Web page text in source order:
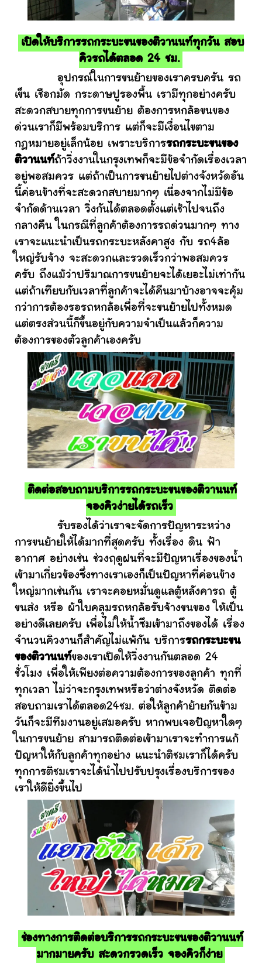
เปิดให้บริการรถกระบะขนของติวานนท์ทุกวัน สอบ
คิวรถได้ตลอด 24 ชม.
อุปกรณ์ในการขนย้ายของเราครบครัน รถ
เข็น เชือกมัด กระดาษปูรองพื้น เรามีทุกอย่างครับ
สะดวกสบายทุกการขนย้าย ต้องการหกล้อขนของ
ด่วนเราก็มีพร้อมบริการ แต่ก็จะมีเงื่อนไขตาม
กฎหมายอยู่เล็กน้อย เพราะบริการรถกระบะขนของ
ติวานนท์ถ้าวิ่งงานในกรุงเทพก็จะมีข้อจำกัดเรื่องเวลา
อยู่พอสมควร แต่ถ้าเป็นการขนย้ายไปต่างจังหวัดอัน
นี้ค่อนข้างที่จะสะดวกสบายมากๆ เนื่องจากไม่มีข้อ
จำกัดด้านเวลา วิ่งกันได้ตลอดตั้งแต่เช้าไปจนถึง
กลางคืน ในกรณีที่ลูกค้าต้องการรถด่วนมากๆ ทาง
เราจะแนะนำเป็นรถกระบะหลังคาสูง กับ รถ4ล้อ
ใหญ่รับจ้าง จะสะดวกและรวดเร็วกว่าพอสมควร
ครับ ถึงแม้ว่าปริมาณการขนย้ายจะได้เยอะไม่เท่ากัน
แต่ถ้าเทียบกับเวลาที่ลูกค้าจะได้คืนมาบ้างอาจจะคุ้ม
กว่าการต้องรอรถหกล้อเพื่อที่จะขนย้ายไปทั้งหมด
แต่ตรงส่วนนี้ก็ขึ้นอยู่กับความจำเป็นแล้วก็ความ
ต้องการของตัวลูกค้าเองครับ
ติดต่อสอบถามบริการรถกระบะขนของติวานนท์
จองคิวง่ายได้รถเร็ว
รับรองได้ว่าเราจะจัดการปัญหาระหว่าง
การขนย้ายให้ได้มากที่สุดครับ ทั้งเรื่อง ดิน ฟ้า
อากาศ อย่างเช่น ช่วงฤดูฝนที่จะมีปัญหาเรื่องของน้ำ
เข้ามาเกี่ยวข้องซึ่งทางเราเองก็เป็นปัญหาที่ค่อนข้าง
ใหญ่มากเช่นกัน เราจะคอยหมั่นดูแลตู้หลังคารถ ตู้
ขนส่ง หรือ ผ้าใบคลุมรถหกล้อรับจ้างขนของ ให้เป็น
อย่างดีเลยครับ เพื่อไม่ให้น้ำซึมเข้ามาถึงของได้ เรื่อง
จำนวนคิวงานก็สำคัญไม่แพ้กัน บริการรถกระบะขน
ของติวานนท์ของเราเปิดให้วิ่งงานกันตลอด 24
ชั่วโมง เพื่อให้เพียงต่อความต้องการของลูกค้า ทุกที่
ทุกเวลา ไม่ว่าจะกรุงเทพหรือว่าต่างจังหวัด ติดต่อ
สอบถามเราได้ตลอด24ชม. ต่อให้ลูกค้าย้ายกันข้าม
วันก็จะมีทีมงานอยู่เสมอครับ หากพบเจอปัญหาใดๆ
ในการขนย้าย สามารถติดต่อเข้ามาเราจะทำการแก้
ปัญหาให้กับลูกค้าทุกอย่าง แนะนำติชมเราก็ได้ครับ
ทุกการติชมเราจะได้นำไปปรับปรุงเรื่องบริการของ
เราให้ดียิ่งขึ้นไป
ช่องทางการติดต่อบริการรถกระบะขนของติวานนท์
มากมายครับ สะดวกรวดเร็ว จองคิวก็ง่าย